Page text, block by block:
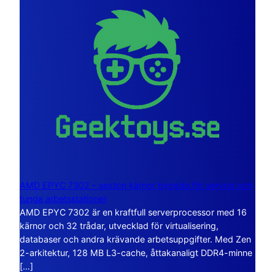
AMD EPYC 7302 – sexton kärnor byggda för servrar och
tunga arbetsstationer
AMD EPYC 7302 är en kraftfull serverprocessor med 16
kärnor och 32 trådar, utvecklad för virtualisering,
databaser och andra krävande arbetsuppgifter. Med Zen
2-arkitektur, 128 MB L3-cache, åttakanaligt DDR4-minne
[…]